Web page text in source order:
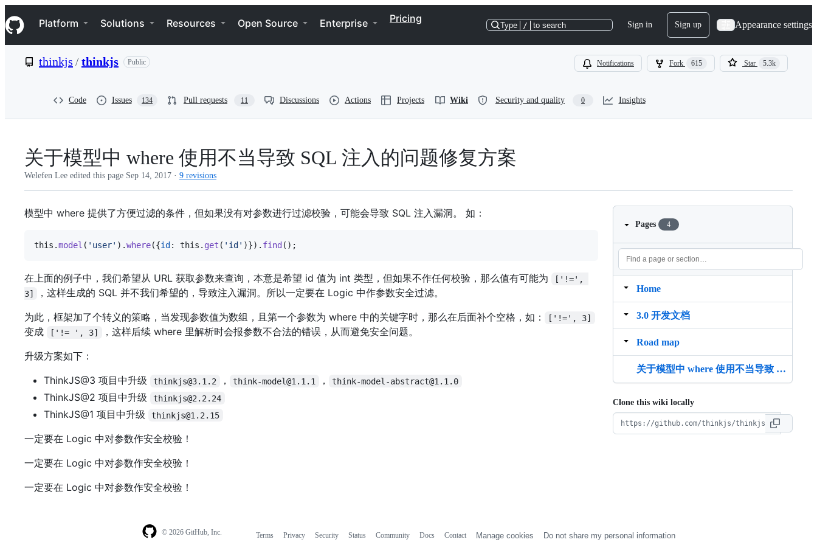
k
i
p
e
Navigation Menu
Platform Solutions Resources Open Source Enterprise Pricing
Type / to search Sign in Sign up Appearance settings
thinkjs /thinkjs Public Notifications Fork 615 Star 5.3k
Code Issues 134 Pull requests 11 Discussions Actions Projects Wiki Security and quality 0 Insights
关于模型中 where 使用不当导致 SQL 注入的问题修复方案
Welefen Lee edited this page Sep 14, 2017 · 9 revisions
模型中 where 提供了方便过滤的条件，但如果没有对参数进行过滤校验，可能会导致 SQL 注入漏洞。 如：
this .model ( 'user' ) .where({id : this . get ( 'id' )}) . find ( ) ;
在上面的例子中，我们希望从 URL 获取参数来查询，本意是希望 id 值为 int 类型，但如果不作任何校验，那么值有可能为
['!=',
3]
，这样生成的 SQL 并不我们希望的，导致注入漏洞。所以一定要在 Logic 中作参数安全过滤。
为此，框架加了个转义的策略，当发现参数值为数组，且第一个参数为 where 中的关键字时，那么在后面补个空格，如：
['!=', 3]
变成 ['!= ', 3]
，这样后续 where 里解析时会报参数不合法的错误，从而避免安全问题。
升级方案如下：
ThinkJS@3 项目中升级
thinkjs@3.1.2 ， think-model@1.1.1 ， think-model-abstract@1.1.0
ThinkJS@2 项目中升级 thinkjs@2.2.24
ThinkJS@1 项目中升级 thinkjs@1.2.15
一定要在 Logic 中对参数作安全校验！
一定要在 Logic 中对参数作安全校验！
一定要在 Logic 中对参数作安全校验！
Pages 4
Home
3.0 开发文档
Road map
关于模型中 where 使用不当导致 SQL 注入的问题修复方案
Clone this wiki locally
© 2026 GitHub, Inc. Terms Privacy Security Status Community Docs Contact Manage cookies Do not share my personal information